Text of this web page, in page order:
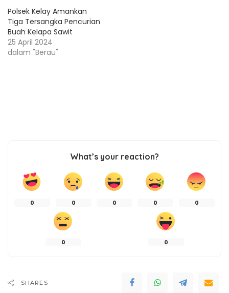
Polsek Kelay Amankan
Tiga Tersangka Pencurian
Buah Kelapa Sawit
25 April 2024
dalam "Berau"
What’s your reaction?
0 0 0 0 0
0 0
SHARES